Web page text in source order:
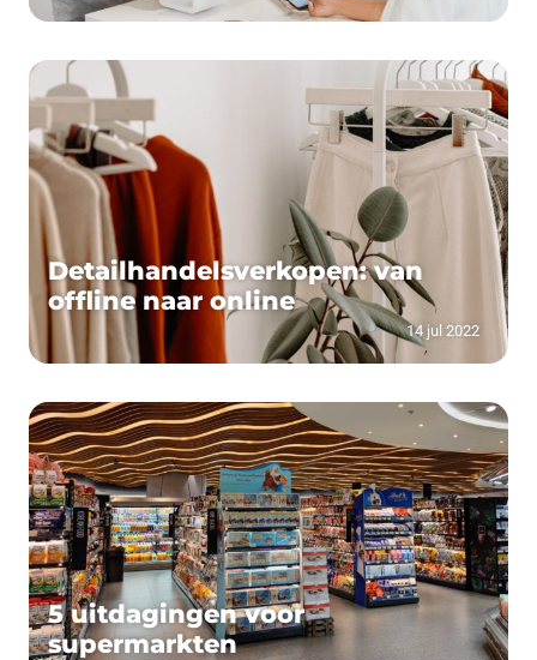
Detailhandelsverkopen: van
offline naar online
14 jul 2022
5 uitdagingen voor
supermarkten